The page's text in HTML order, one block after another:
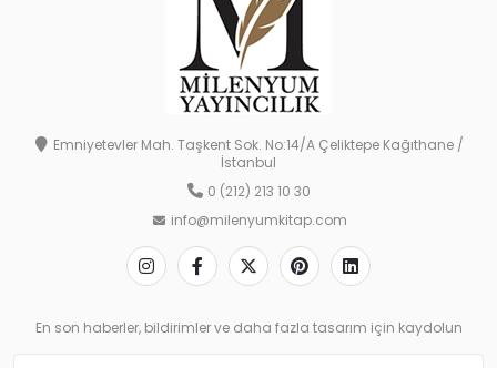
Emniyetevler Mah. Taşkent Sok. No:14/A Çeliktepe Kağıthane /
İstanbul
0 (212) 213 10 30
info@milenyumkitap.com
En son haberler, bildirimler ve daha fazla tasarım için kaydolun